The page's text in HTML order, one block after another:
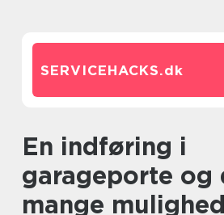
SERVICEHACKS.dk
En indføring i
garageporte og
mange